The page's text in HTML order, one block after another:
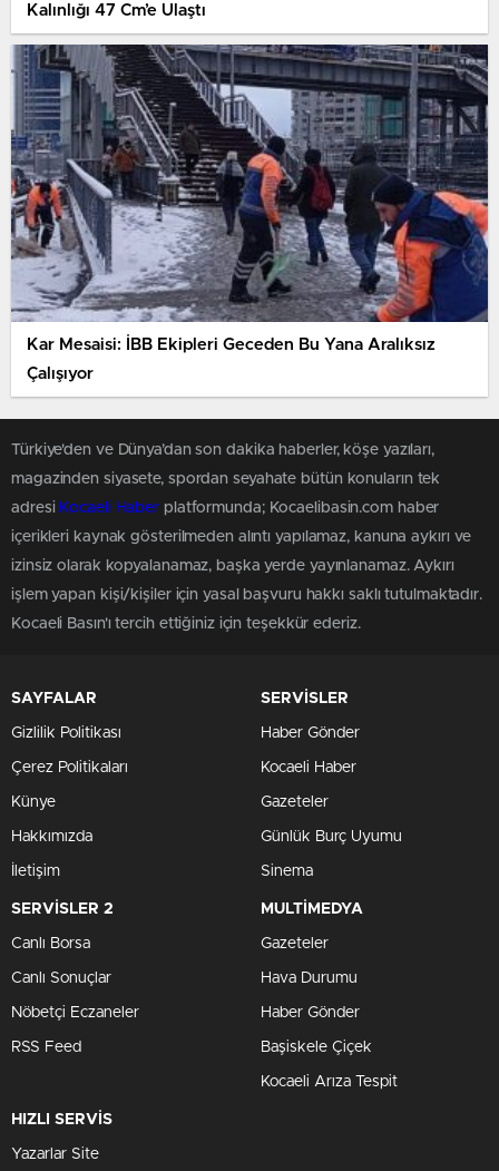
Kalınlığı 47 Cm’e Ulaştı
Kar Mesaisi: İBB Ekipleri Geceden Bu Yana Aralıksız
Çalışıyor
Türkiye'den ve Dünya’dan son dakika haberler, köşe yazıları,
magazinden siyasete, spordan seyahate bütün konuların tek
adresi Kocaeli Haber platformunda; Kocaelibasin.com haber
içerikleri kaynak gösterilmeden alıntı yapılamaz, kanuna aykırı ve
izinsiz olarak kopyalanamaz, başka yerde yayınlanamaz. Aykırı
işlem yapan kişi/kişiler için yasal başvuru hakkı saklı tutulmaktadır.
Kocaeli Basın'ı tercih ettiğiniz için teşekkür ederiz.
SAYFALAR
Gizlilik Politikası
Çerez Politikaları
Künye
Hakkımızda
İletişim
SERVİSLER
Haber Gönder
Kocaeli Haber
Gazeteler
Günlük Burç Uyumu
Sinema
SERVİSLER 2
Canlı Borsa
Canlı Sonuçlar
Nöbetçi Eczaneler
RSS Feed
MULTİMEDYA
Gazeteler
Hava Durumu
Haber Gönder
Başiskele Çiçek
Kocaeli Arıza Tespit
HIZLI SERVİS
Yazarlar Site